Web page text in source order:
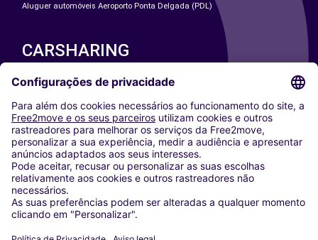
Aluguer automóveis Aeroporto Ponta Delgada (PDL)
CARSHARING
NOSSAS CIDADES
Washington DC
Milan
Rome
Turin
Vienna
Berlin
Cologne
Dusseldorf
Frankfurt